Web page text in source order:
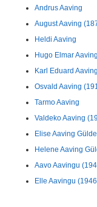
Andrus Aaving
August Aaving
Heldi Aaving
Hugo Elmar
Karl Eduard
Osvald Aaving
Tarmo Aaving
Valdeko Aaving
Elise Aaving
Helene Aaving
Aavo Aavingu
Elle Aavingu